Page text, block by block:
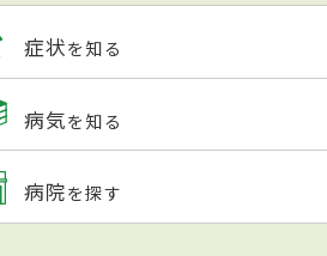
症状を知る
病気を知る
病院を探す